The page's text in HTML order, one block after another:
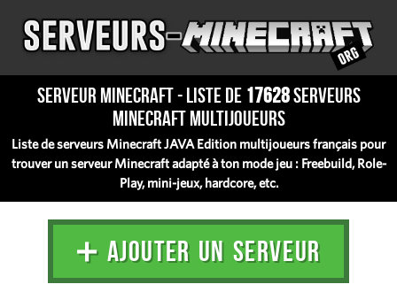
Serveur Minecraft - Liste de 17628serveurs
Minecraft multijoueurs
Liste de serveurs Minecraft JAVA Edition multijoueurs français pour
trouver un serveur Minecraft adapté à ton mode jeu : Freebuild, Role-
Play, mini-jeux, hardcore, etc.
➕ AJOUTER UN SERVEUR